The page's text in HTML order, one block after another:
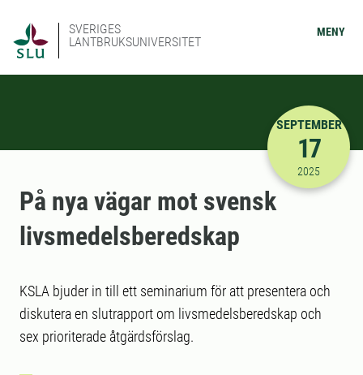
SVERIGES
LANTBRUKSUNIVERSITET
MENY
2025-09-
SEPTEMBER
17
2025
På nya vägar mot svensk
livsmedelsberedskap
KSLA bjuder in till ett seminarium för att presentera och
diskutera en slutrapport om livsmedelsberedskap och
sex prioriterade åtgärdsförslag.